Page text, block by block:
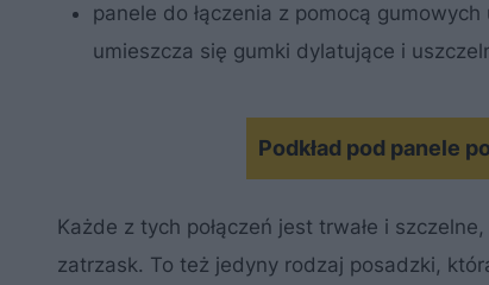
panele do łączenia z pomocą
umieszcza się gumki dylatujące i
Podkład pod panele
Każde z tych połączeń jest trwałe i
zatrzask. To też jedyny rodzaj posadzki,